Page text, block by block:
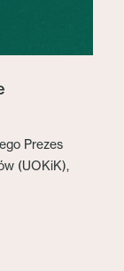
Prezes
(UOKiK),